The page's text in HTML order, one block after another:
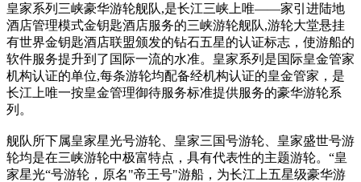
皇家系列三峡豪华游轮舰队,是长江三峡上唯——家引进陆地
酒店管理模式金钥匙酒店服务的三峡游轮舰队,游轮大堂悬挂
有世界金钥匙酒店联盟颁发的钻石五星的认证标志，使游船的
软件服务提升到了国际一流的水准。皇家系列是国际皇金管家
机构认证的单位,每条游轮均配备经机构认证的皇金管家，是
长江上唯一按皇金管理御待服务标准提供服务的豪华游轮系
列。
舰队所下属皇家星光号游轮、皇家三国号游轮、皇家盛世号游
轮均是在三峡游轮中极富特点，具有代表性的主题游轮。“皇
家星光“号游轮，原名"帝王号"游船，为长江上五星级豪华游